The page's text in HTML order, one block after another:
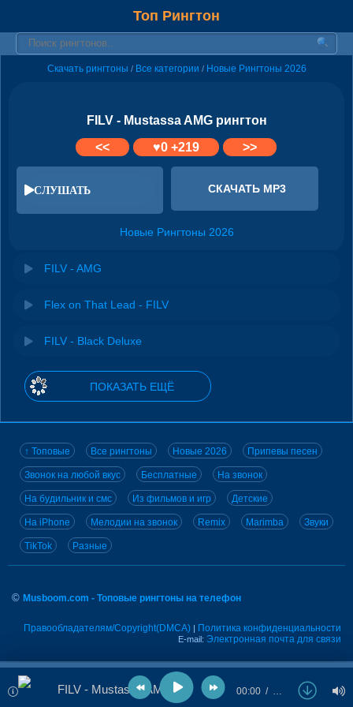
Топ Рингтон
Скачать рингтоны / Все категории / Новые Рингтоны 2026
FILV - Mustassa AMG рингтон
<<
♥0+219 >>
СЛУШАТЬ СКАЧАТЬ MP3
Новые Рингтоны 2026
FILV - AMG
Flex on That Lead - FILV
FILV - Black Deluxe
ПОКАЗАТЬ ЕЩЁ
↑ Топовые Все рингтоны Новые 2026 Припевы песен
Звонок на любой вкус Бесплатные На звонок
На будильник и смс Из фильмов и игр Детские
На iPhone Мелодии на звонок Remix Marimba Звуки
TikTok Разные
© Musboom.com - Топовые рингтоны на телефон
Правообладателям/Copyright(DMCA) | Политика конфиденциальности
E-mail: Электронная почта для связи
FILV - Mustassa AMG 00:00 …